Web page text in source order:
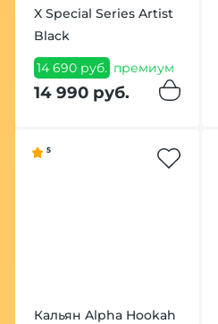
X Special Series Artist
Black
14 690 руб. премиум
14 990 руб.
5
Кальян Alpha Hookah